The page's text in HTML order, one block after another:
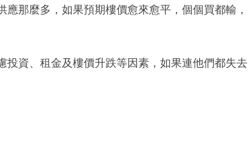
那麼多，如果預期樓價愈來愈平，個個買都輸，
資、租金及樓價升跌等因素，如果連他們都失去